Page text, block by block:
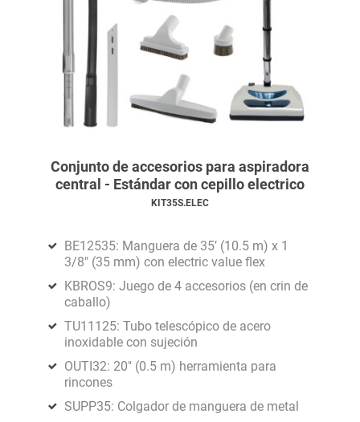
Conjunto de accesorios para aspiradora
central - Estándar con cepillo electrico
KIT35S.ELEC
BE12535: Manguera de 35′ (10.5 m) x 1
3/8" (35 mm) con electric value flex
KBROS9: Juego de 4 accesorios (en crin de
caballo)
TU11125: Tubo telescópico de acero
inoxidable con sujeción
OUTI32: 20" (0.5 m) herramienta para
rincones
SUPP35: Colgador de manguera de metal